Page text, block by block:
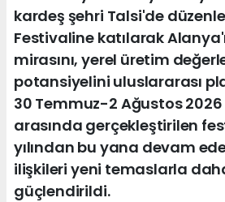
kardeş şehri Talsi'de
Festivaline katılarak
mirasını, yerel üretim
potansiyelini uluslararası
30 Temmuz-2 Ağustos
arasında gerçekleştirilen
yılından bu yana devam
ilişkileri yeni temaslarla
güçlendirildi.